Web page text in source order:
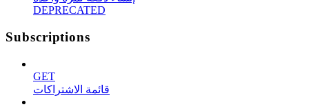
DEPRECATED
Subscriptions
GET
قائمة الاشتراكات